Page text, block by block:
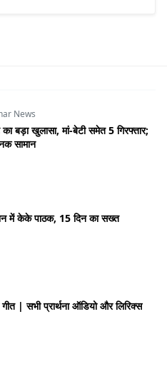
News
बड़ा खुलासा, मां-बेटी समेत 5 गिरफ्तार;
सामान
में केके पाठक, 15 दिन का सख्त
गीत | सभी प्रार्थना ऑडियो और लिरिक्स